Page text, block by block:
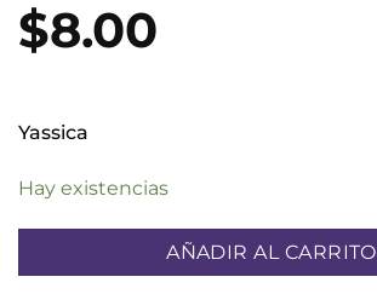
$8.00
Yassica
Hay existencias
AÑADIR AL CARRITO